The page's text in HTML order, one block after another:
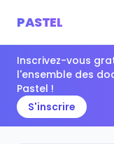
PASTEL
Inscrivez-vous
l'ensemble des
Pastel !
S'inscrire